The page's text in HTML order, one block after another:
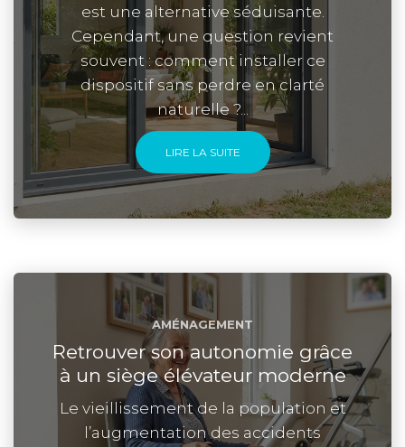
est une alternative séduisante.
Cependant, une question revient
souvent : comment installer ce
dispositif sans perdre en clarté
naturelle ?...
LIRE LA SUITE
AMÉNAGEMENT
Retrouver son autonomie grâce
à un siège élévateur moderne
Le vieillissement de la population et
l’augmentation des accidents